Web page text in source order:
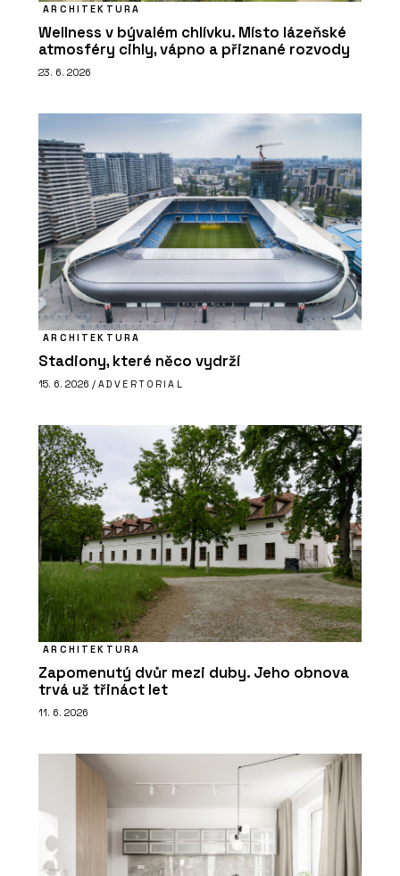
ARCHITEKTURA
Wellness v bývalém chlívku. Místo lázeňské
atmosféry cihly, vápno a přiznané rozvody
23. 6. 2026
ARCHITEKTURA
Stadiony, které něco vydrží
15. 6. 2026 / ADVERTORIAL
ARCHITEKTURA
Zapomenutý dvůr mezi duby. Jeho obnova
trvá už třináct let
11. 6. 2026